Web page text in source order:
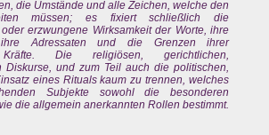
die Umstände und alle Zeichen, welche den
müssen; es fixiert schließlich die
erzwungene Wirksamkeit der Worte, ihre
Adressaten und die Grenzen ihrer
Die religiösen, gerichtlichen,
Diskurse, und zum Teil auch die politischen,
eines Rituals kaum zu trennen, welches
Subjekte sowohl die besonderen
die allgemein anerkannten Rollen bestimmt.